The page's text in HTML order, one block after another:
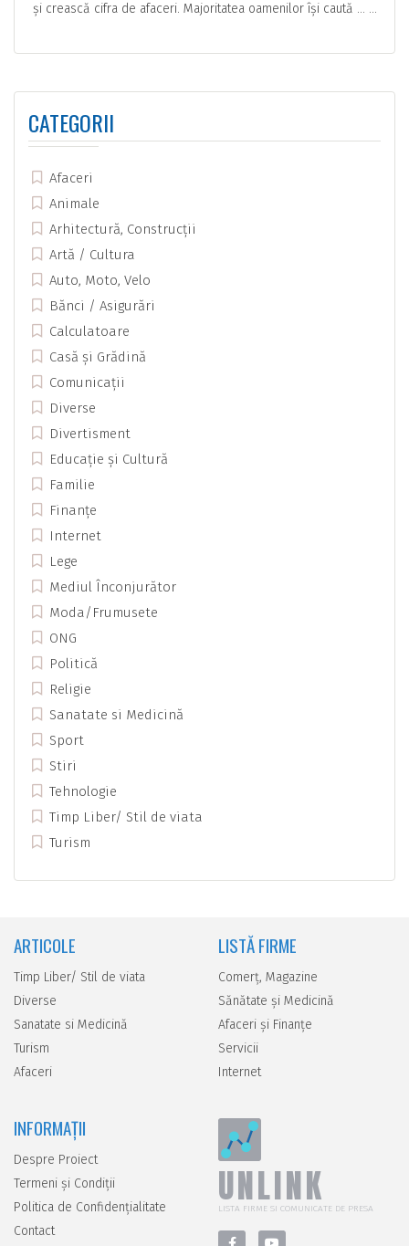
și crească cifra de afaceri. Majoritatea oamenilor își caută … ...
CATEGORII
Afaceri
Animale
Arhitectură, Construcții
Artă / Cultura
Auto, Moto, Velo
Bănci / Asigurări
Calculatoare
Casă și Grădină
Comunicații
Diverse
Divertisment
Educație și Cultură
Familie
Finanțe
Internet
Lege
Mediul Înconjurător
Moda/Frumusete
ONG
Politică
Religie
Sanatate si Medicină
Sport
Stiri
Tehnologie
Timp Liber/ Stil de viata
Turism
ARTICOLE
Timp Liber/ Stil de viata
Diverse
Sanatate si Medicină
Turism
Afaceri
LISTĂ FIRME
Comerţ, Magazine
Sănătate şi Medicină
Afaceri şi Finanţe
Servicii
Internet
INFORMAȚII
Despre Proiect
Termeni și Condiții
Politica de Confidențialitate
Contact
UNLINK
LISTA FIRME SI COMUNICATE DE PRESA